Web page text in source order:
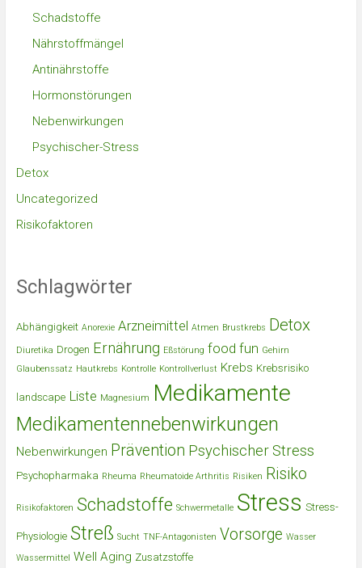
Schadstoffe
Nährstoffmängel
Antinährstoffe
Hormonstörungen
Nebenwirkungen
Psychischer-Stress
Detox
Uncategorized
Risikofaktoren
Schlagwörter
Abhängigkeit Anorexie Arzneimittel Atmen Brustkrebs Detox
Diuretika Drogen Ernährung Eßstörung food fun Gehirn
Glaubenssatz Hautkrebs Kontrolle Kontrollverlust Krebs Krebsrisiko
landscape Liste Magnesium Medikamente
Medikamentennebenwirkungen
Nebenwirkungen Prävention Psychischer Stress
Psychopharmaka Rheuma Rheumatoide Arthritis Risiken Risiko
Risikofaktoren Schadstoffe Schwermetalle Stress Stress-
Physiologie Streß Sucht TNF-Antagonisten Vorsorge Wasser
Wassermittel Well Aging Zusatzstoffe